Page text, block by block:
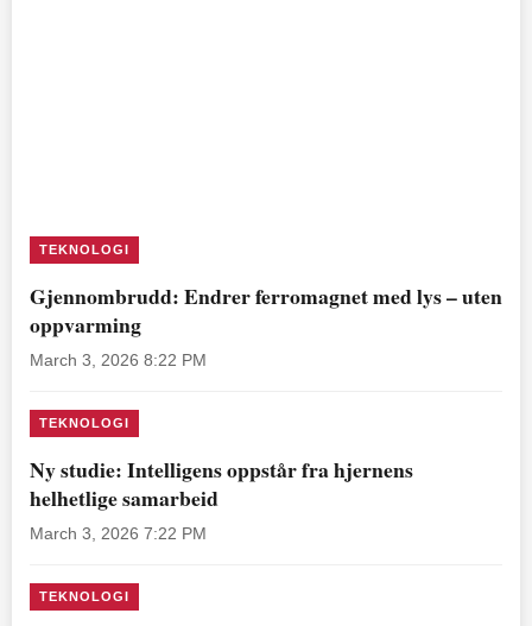
TEKNOLOGI
Gjennombrudd: Endrer ferromagnet med lys – uten
oppvarming
March 3, 2026 8:22 PM
TEKNOLOGI
Ny studie: Intelligens oppstår fra hjernens
helhetlige samarbeid
March 3, 2026 7:22 PM
TEKNOLOGI